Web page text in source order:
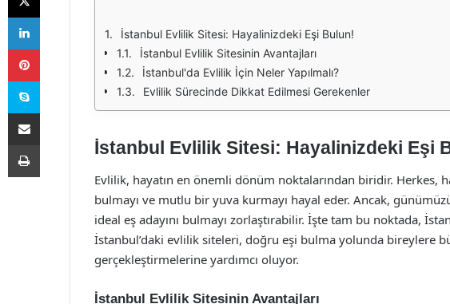
İstanbul Evlilik Sitesi: Hayalinizdeki Eşi Bulun!
İstanbul Evlilik Sitesinin Avantajları
İstanbul'da Evlilik İçin Neler Yapılmalı?
Evlilik Sürecinde Dikkat Edilmesi Gerekenler
İstanbul Evlilik Sitesi: Hayalinizdeki Eşi
Evlilik, hayatın en önemli dönüm noktalarından biridir. Herkes,
bulmayı ve mutlu bir yuva kurmayı hayal eder. Ancak,
ideal eş adayını bulmayı zorlaştırabilir. İşte tam bu noktada,
İstanbul’daki evlilik siteleri, doğru eşi bulma yolunda bireylere
gerçekleştirmelerine yardımcı oluyor.
İstanbul Evlilik Sitesinin Avantajları
LinkedIn
Pinterest
Skype
E-Posta ile paylaş